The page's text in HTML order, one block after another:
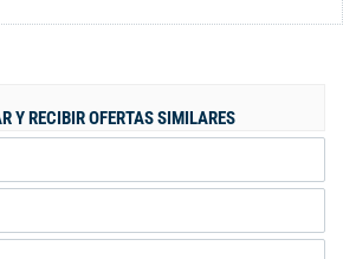
de oficio, Alcoba de servicio con
Morada tiene juegos infantiles, Cancha
calles para caminar.
Y RECIBIR OFERTAS SIMILARES